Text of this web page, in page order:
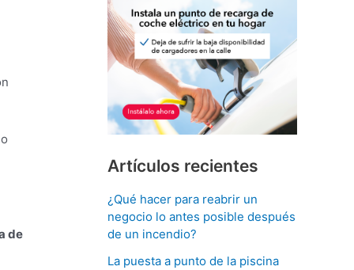
de
Artículos recientes
¿Qué hacer para reabrir un
negocio lo antes posible después
de un incendio?
La puesta a punto de la piscina